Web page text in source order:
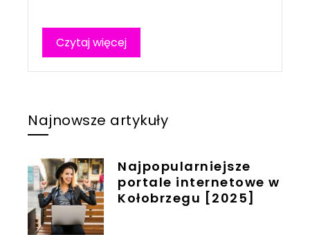
Czytaj więcej
Najnowsze artykuły
Najpopularniejsze
portale internetowe w
Kołobrzegu [2025]